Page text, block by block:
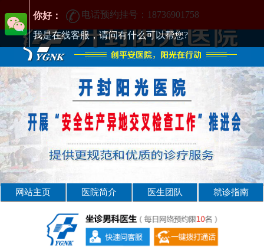
电话预约挂号：18736901758
网站主页 医院简介 医生团队 就诊指南
你好：
我是在线客服，请问有什么可以帮您?